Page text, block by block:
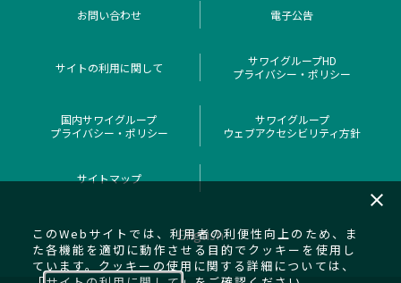
お問い合わせ 電子公告
サイトの利用に関して
サワイグループHD
プライバシー・ポリシー
国内サワイグループ
プライバシー・ポリシー
サワイグループ
ウェブアクセシビリティ方針
サイトマップ
English
このWebサイトでは、利用者の利便性向上のため、ま
た各機能を適切に動作させる目的でクッキーを使用し
ています。クッキーの使用に関する詳細については、
close